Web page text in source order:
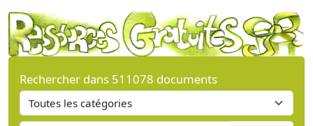
Rechercher dans 511078 documents